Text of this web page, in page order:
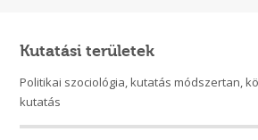
Kutatási területek
Politikai szociológia, kutatás módszertan,
kutatás